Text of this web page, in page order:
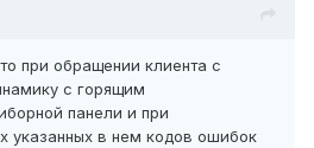
при обращении клиента с
с горящим
панели и при
указанных в нем кодов ошибок